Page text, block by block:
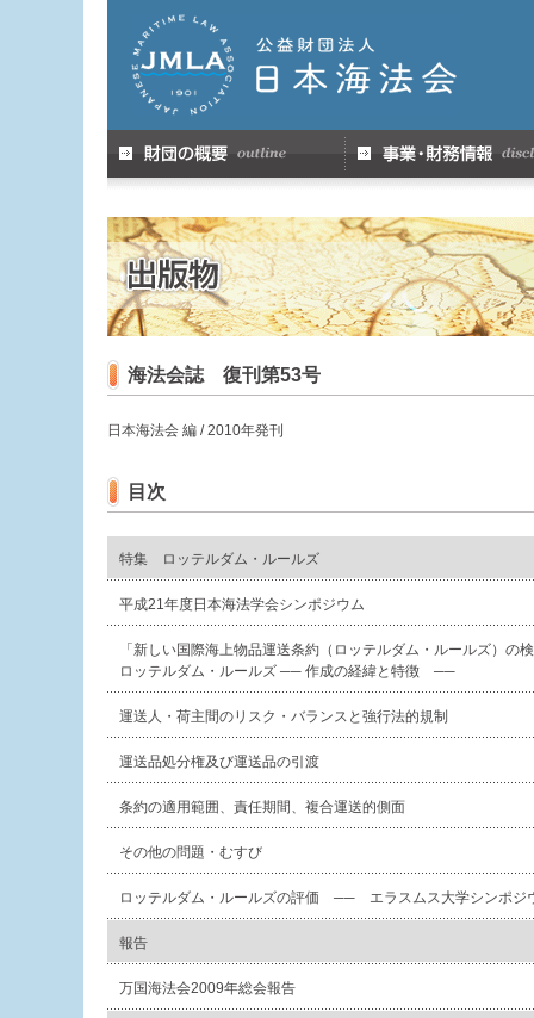
海法会誌 復刊第53号
日本海法会 編 / 2010年発刊
目次
特集 ロッテルダム・ルールズ
平成21年度日本海法学会シンポジウム
「新しい国際海上物品運送条約（ロッテルダム・ルールズ）の
ロッテルダム・ルールズ ── 作成の経緯と特徴 ──
運送人・荷主間のリスク・バランスと強行法的規制
運送品処分権及び運送品の引渡
条約の適用範囲、責任期間、複合運送的側面
その他の問題・むすび
ロッテルダム・ルールズの評価 ── エラスムス大学シンポジ
報告
万国海法会2009年総会報告